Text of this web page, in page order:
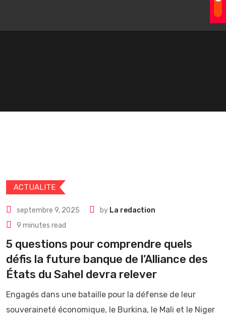
ACTUALITE
septembre 9, 2025 by La redaction
9 minutes read
5 questions pour comprendre quels
défis la future banque de l’Alliance des
États du Sahel devra relever
Engagés dans une bataille pour la défense de leur
souveraineté économique, le Burkina, le Mali et le Niger